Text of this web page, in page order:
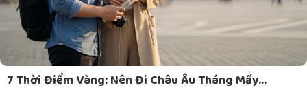
7 Thời Điểm Vàng: Nên Đi Châu Âu Tháng Mấy...